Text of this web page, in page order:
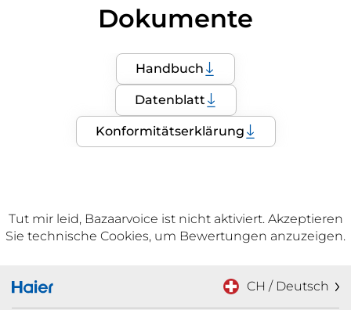
Dokumente
Handbuch
Datenblatt
Konformitätserklärung
Tut mir leid, Bazaarvoice ist nicht aktiviert. Akzeptieren
Sie technische Cookies, um Bewertungen anzuzeigen.
CH / Deutsch